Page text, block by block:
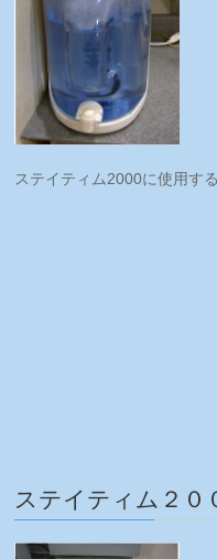
ステイティム2000に使用す
ステイティム２０